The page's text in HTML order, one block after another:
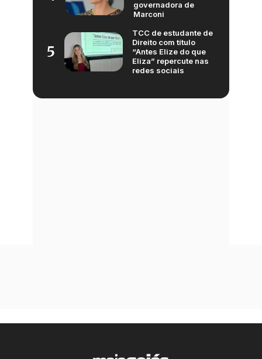
governadora de
Marconi
5
TCC de estudante de
Direito com título
“Antes Elize do que
Eliza” repercute nas
redes sociais